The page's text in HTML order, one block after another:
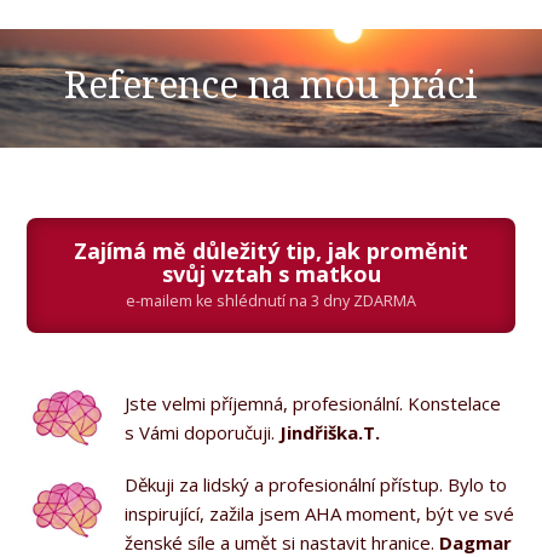
Reference na mou práci
Zajímá mě důležitý tip, jak proměnit
svůj vztah s matkou
e-mailem ke shlédnutí na 3 dny ZDARMA
Jste velmi příjemná, profesionální. Konstelace
s Vámi doporučuji. Jindřiška.T.
Děkuji za lidský a profesionální přístup. Bylo to
inspirující, zažila jsem AHA moment, být ve své
ženské síle a umět si nastavit hranice. Dagmar